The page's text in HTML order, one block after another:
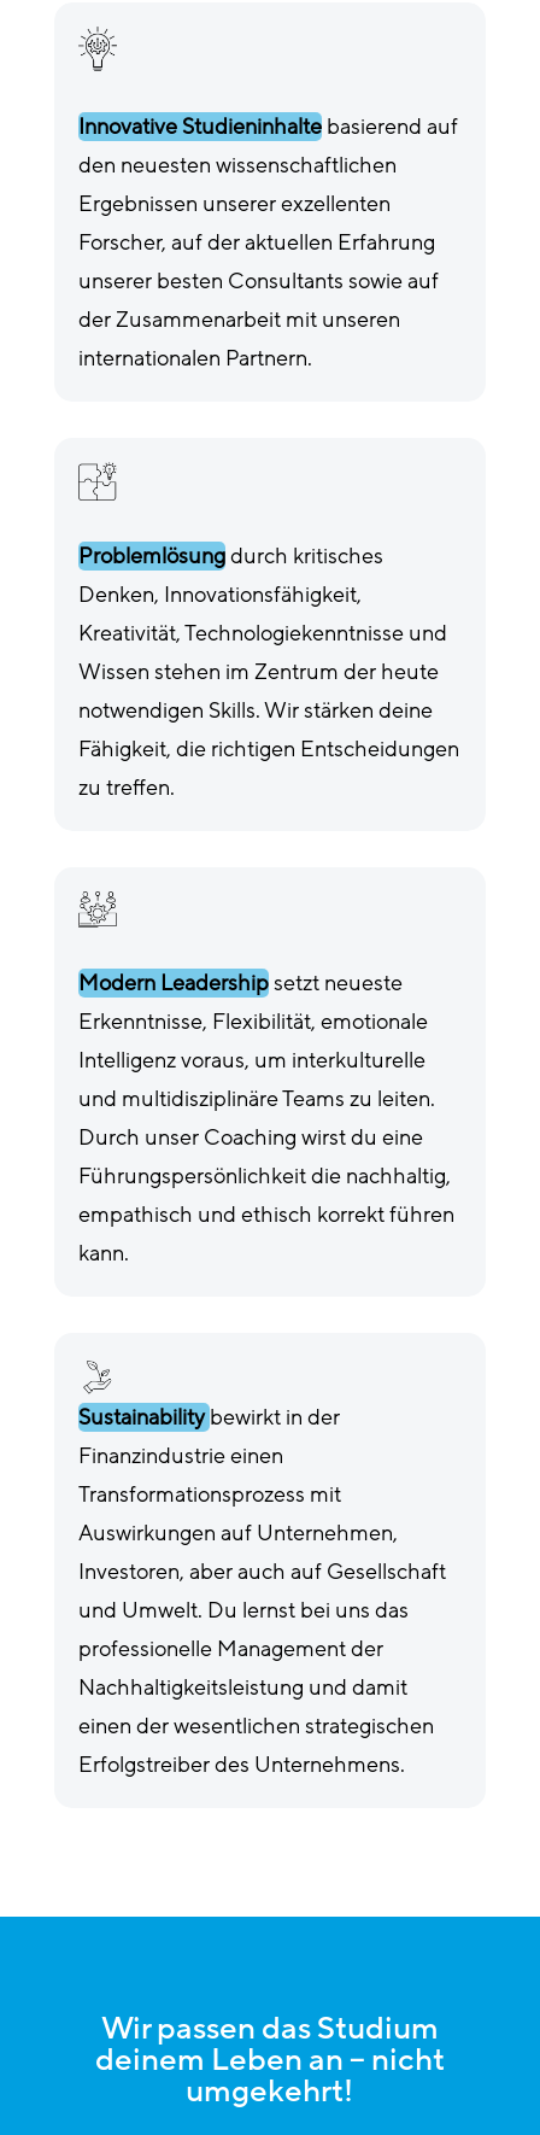
Innovative Studieninhaltebasierend auf
den neuesten wissenschaftlichen
Ergebnissen unserer exzellenten
Forscher, auf der aktuellen Erfahrung
unserer besten Consultants sowie auf
der Zusammenarbeit mit unseren
internationalen Partnern.
Problemlösungdurch kritisches
Denken, Innovationsfähigkeit,
Kreativität, Technologiekenntnisse und
Wissen stehen im Zentrum der heute
notwendigen Skills. Wir stärken deine
Fähigkeit, die richtigen Entscheidungen
zu treffen.
Modern Leadershipsetzt neueste
Erkenntnisse, Flexibilität, emotionale
Intelligenz voraus, um interkulturelle
und multidisziplinäre Teams zu leiten.
Durch unser Coaching wirst du eine
Führungspersönlichkeit die nachhaltig,
empathisch und ethisch korrekt führen
kann.
Sustainabilitybewirkt in der
Finanzindustrie einen
Transformationsprozess mit
Auswirkungen auf Unternehmen,
Investoren, aber auch auf Gesellschaft
und Umwelt. Du lernst bei uns das
professionelle Management der
Nachhaltigkeitsleistung und damit
einen der wesentlichen strategischen
Erfolgstreiber des Unternehmens.
Wir passen das Studium
deinem Leben an – nicht
umgekehrt!